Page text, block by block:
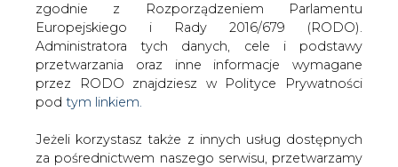
WŁĄCZ CIRE.TV
zgodnie z Rozporządzeniem Parlamentu
Europejskiego i Rady 2016/679 (RODO).
Administratora tych danych, cele i podstawy
przetwarzania oraz inne informacje wymagane
przez RODO znajdziesz w Polityce Prywatności
pod tym linkiem.
Jeżeli korzystasz także z innych usług dostępnych
za pośrednictwem naszego serwisu, przetwarzamy